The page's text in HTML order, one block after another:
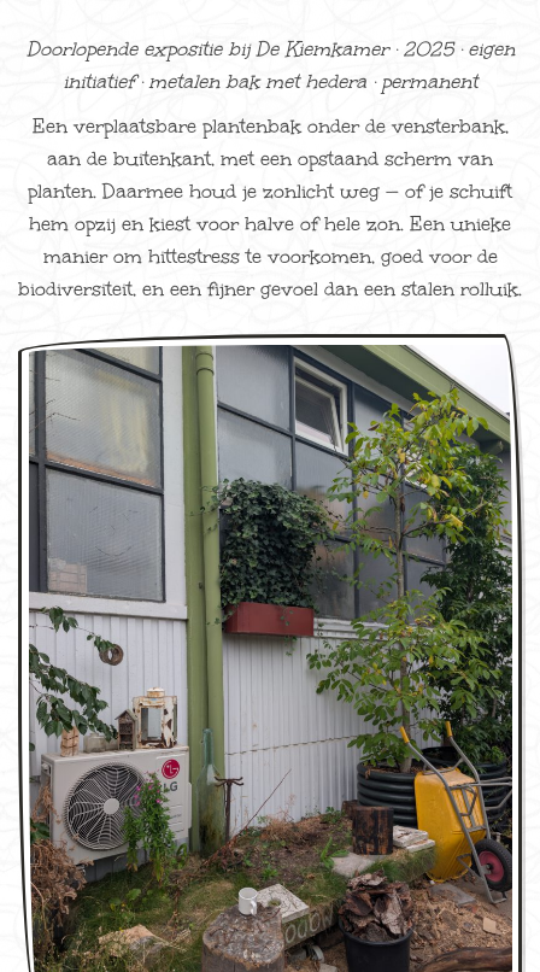
Doorlopende expositie bij De Kiemkamer · 2025 · eigen
initiatief · metalen bak met hedera · permanent
Een verplaatsbare plantenbak onder de vensterbank,
aan de buitenkant, met een opstaand scherm van
planten. Daarmee houd je zonlicht weg — of je schuift
hem opzij en kiest voor halve of hele zon. Een unieke
manier om hittestress te voorkomen, goed voor de
biodiversiteit, en een fijner gevoel dan een stalen rolluik.